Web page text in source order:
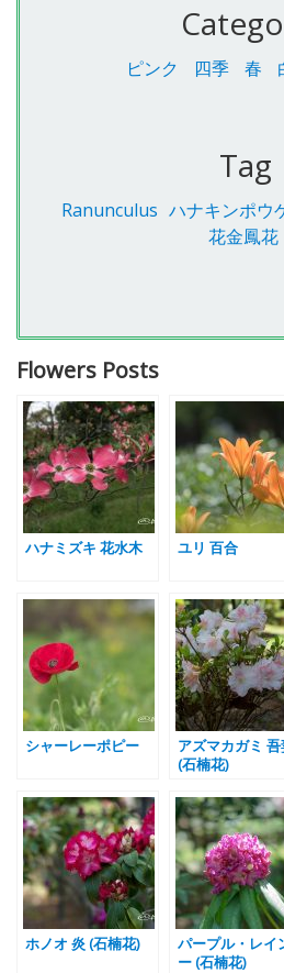
ピンク 四季 春
Tag
Ranunculus ハナキンポウ
花金鳳花
Flowers Posts
ハナミズキ 花水木 ユリ 百合
シャーレーポピー
アズマカガミ
(石楠花)
ホノオ 炎 (石楠花)
パープル・レイ
ー (石楠花)